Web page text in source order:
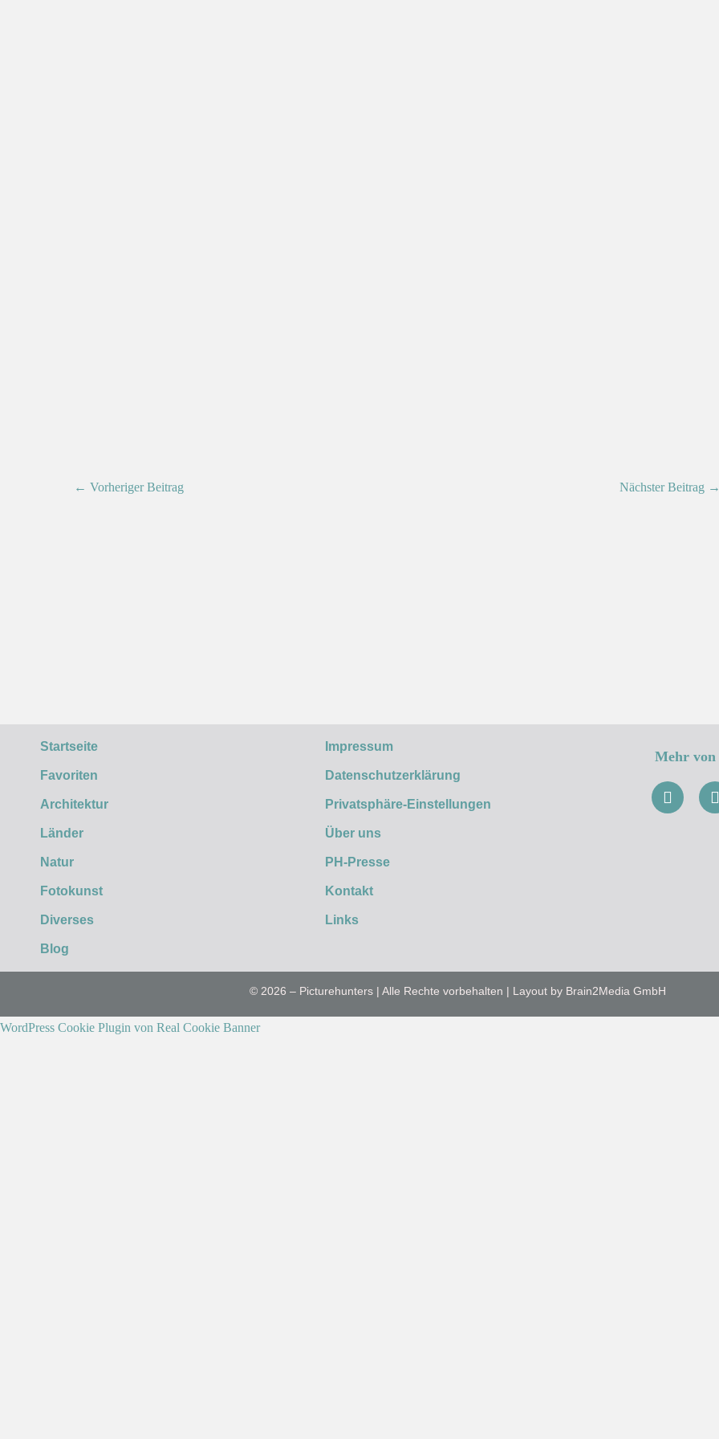
← Vorheriger Beitrag Nächster Beitrag →
Startseite
Favoriten
Architektur
Länder
Natur
Fotokunst
Diverses
Blog
Impressum
Datenschutzerklärung
Privatsphäre-Einstellungen
Über uns
PH-Presse
Kontakt
Links
Mehr von
© 2026 – Picturehunters | Alle Rechte vorbehalten | Layout by Brain2Media GmbH
WordPress Cookie Plugin von Real Cookie Banner